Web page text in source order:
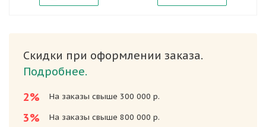
Скидки при оформлении заказа.
Подробнее.
2%
На заказы свыше 300 000 р.
3% На заказы свыше 800 000 р.